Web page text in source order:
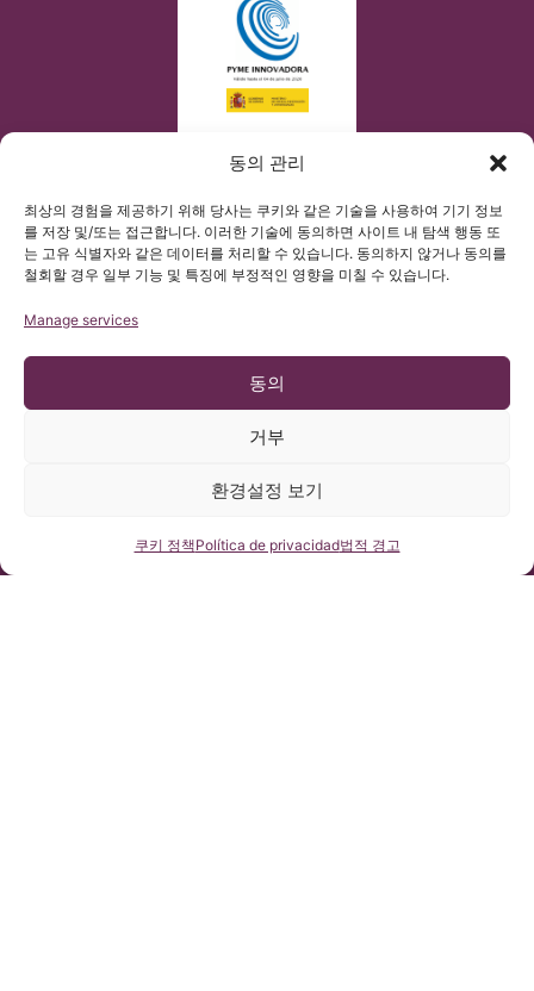
동의 관리
최상의 경험을 제공하기 위해 당사는 쿠키와 같은 기술을 사용하여 기기 정보
를 저장 및/또는 접근합니다. 이러한 기술에 동의하면 사이트 내 탐색 행동 또
는 고유 식별자와 같은 데이터를 처리할 수 있습니다. 동의하지 않거나 동의를
철회할 경우 일부 기능 및 특징에 부정적인 영향을 미칠 수 있습니다.
Manage services
동의
거부
환경설정 보기
쿠키 정책Política de privacidad법적 경고
바르셀로나 키아리 & 척수공동증 & 척추측만증 연구소(ICSEB)는 유
럽 개인정보보호법 2016/679 (GDPR)을 준수합니다.
연구소에서 제공하는 자료로 당 사이트를 이용하고자 하는 사용자
연락처